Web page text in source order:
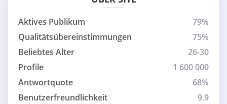
Aktives Publikum
79%
Qualitätsübereinstimmungen
75%
Beliebtes Alter
26-30
Profile
1 600 000
Antwortquote
68%
Benutzerfreundlichkeit
9.9